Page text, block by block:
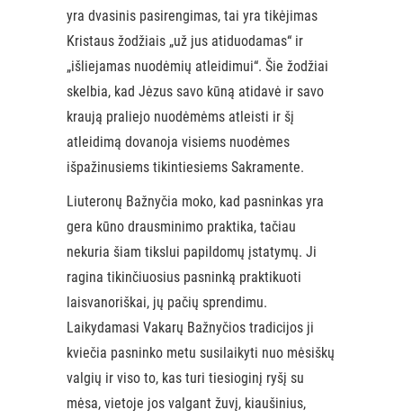
yra dvasinis pasirengimas, tai yra tikėjimas
Kristaus žodžiais „už jus atiduodamas“ ir
„išliejamas nuodėmių atleidimui“. Šie žodžiai
skelbia, kad Jėzus savo kūną atidavė ir savo
kraują praliejo nuodėmėms atleisti ir šį
atleidimą dovanoja visiems nuodėmes
išpažinusiems tikintiesiems Sakramente.
Liuteronų Bažnyčia moko, kad pasninkas yra
gera kūno drausminimo praktika, tačiau
nekuria šiam tikslui papildomų įstatymų. Ji
ragina tikinčiuosius pasninką praktikuoti
laisvanoriškai, jų pačių sprendimu.
Laikydamasi Vakarų Bažnyčios tradicijos ji
kviečia pasninko metu susilaikyti nuo mėsiškų
valgių ir viso to, kas turi tiesioginį ryšį su
mėsa, vietoje jos valgant žuvį, kiaušinius,